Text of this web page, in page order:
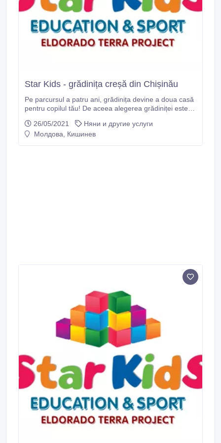
Star Kids - grădinița creșă din Chișinău
Pe parcursul a patru ani, grădinița devine a doua casă
pentru copilul tău! De aceea alegerea grădiniței este
mic. Anume aici el va căpăta deprinderile esențiale
care vor rămâne cu el toată viața. Grădinița privată
26/05/2021
Няни и другие услуги
Молдова, Кишинев